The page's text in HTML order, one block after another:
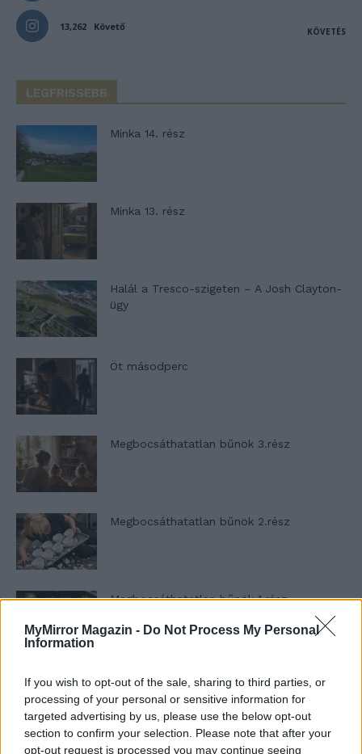
MyMirror Magazin - Do Not Process My Personal
Information
If you wish to opt-out of the sale, sharing to third parties, or
processing of your personal or sensitive information for
targeted advertising by us, please use the below opt-out
section to confirm your selection. Please note that after your
opt-out request is processed you may continue seeing
13,262 Követő KÖVETÉS
LEGFRISSEBB
Minka 14. rész
Minka 13. rész
Halál a Tresco-szigeten – A Josh Clayton-
ügy
Öt másodperc
Megbocsáthatatlan bűnök 3.rész
Megbocsáthatatlan bűnök 2.rész
Megbocsáthatatlan bűnök 1.rész
Szent Genovéva, a túlélő Franciaország